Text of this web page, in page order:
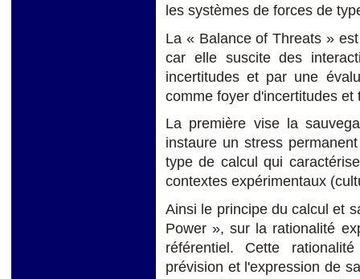
les systèmes de forces de
La « Balance of Threats »
car elle suscite des
incertitudes et par une
comme foyer d'incertitudes
La première vise la
instaure un stress
type de calcul qui
contextes expérimentaux
Ainsi le principe du calcul et
Power », sur la rationalité
référentiel. Cette
prévision et l'expression de